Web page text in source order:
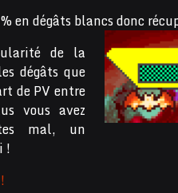
en dégâts blancs donc
de la
dégâts que
de PV entre
vous avez
mal, un
!